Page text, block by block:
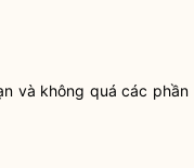
và không quá các phần